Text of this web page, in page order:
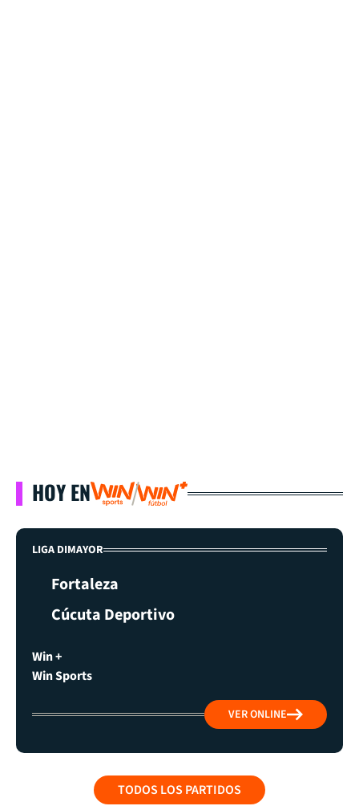
HOY EN
LIGA DIMAYOR
Fortaleza
Cúcuta Deportivo
Win +
Win Sports
VER ONLINE
TODOS LOS PARTIDOS